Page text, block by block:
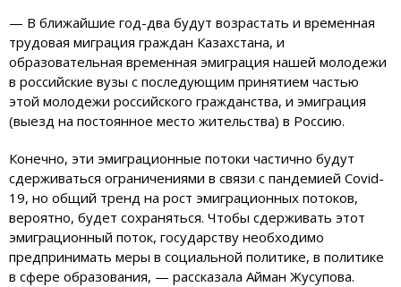
— В ближайшие год-два будут возрастать и временная
трудовая миграция граждан Казахстана, и
образовательная временная эмиграция нашей молодежи
в российские вузы с последующим принятием частью
этой молодежи российского гражданства, и эмиграция
(выезд на постоянное место жительства) в Россию.
Конечно, эти эмиграционные потоки частично будут
сдерживаться ограничениями в связи с пандемией Covid-
19, но общий тренд на рост эмиграционных потоков,
вероятно, будет сохраняться. Чтобы сдерживать этот
эмиграционный поток, государству необходимо
предпринимать меры в социальной политике, в политике
в сфере образования, — рассказала Айман Жусупова.